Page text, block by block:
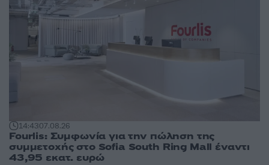
14:4307.08.26
Fourlis: Συμφωνία για την πώληση της
συμμετοχής στο Sofia South Ring Mall έναντι
43,95 εκατ. ευρώ